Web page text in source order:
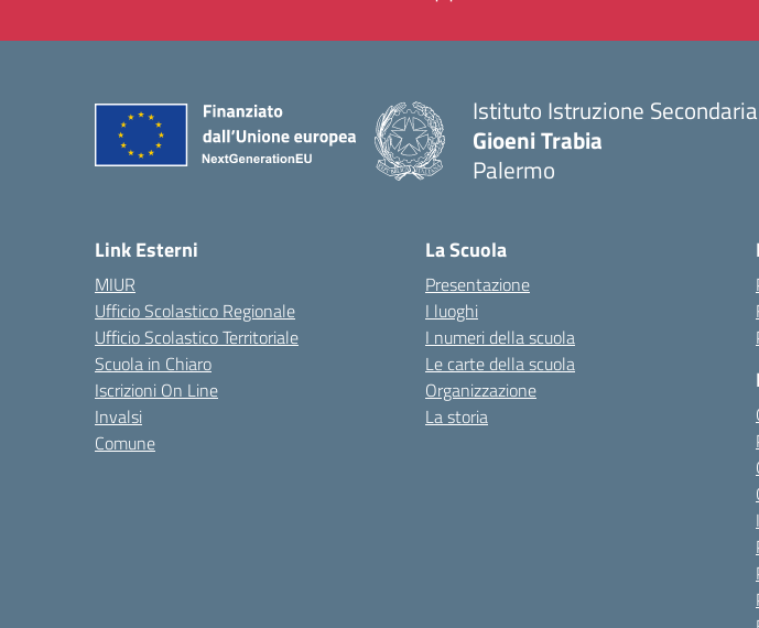
Istituto Istruzione
Gioeni Trabia
Palermo
Link Esterni
MIUR
Ufficio Scolastico Regionale
Ufficio Scolastico Territoriale
Scuola in Chiaro
Iscrizioni On Line
Invalsi
Comune
La Scuola
Presentazione
I luoghi
I numeri della scuola
Le carte della scuola
Organizzazione
La storia